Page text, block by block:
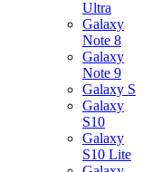
Ultra
Galaxy
Note 8
Galaxy
Note 9
Galaxy S
Galaxy
S10
Galaxy
S10 Lite